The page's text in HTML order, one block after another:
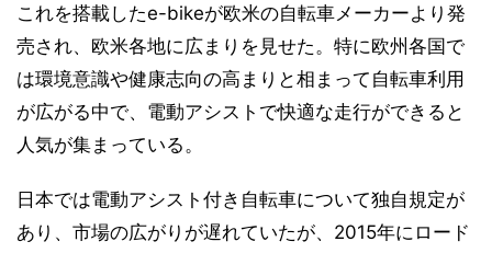
これを搭載したe-bikeが欧米の自転車メーカーより発
売され、欧米各地に広まりを見せた。特に欧州各国で
は環境意識や健康志向の高まりと相まって自転車利用
が広がる中で、電動アシストで快適な走行ができると
人気が集まっている。
日本では電動アシスト付き自転車について独自規定が
あり、市場の広がりが遅れていたが、2015年にロード